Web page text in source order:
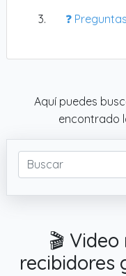
❓
Aquí puedes
encontrado
🎬
recibidores